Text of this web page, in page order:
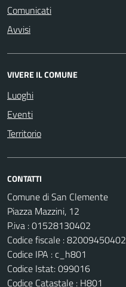
Comunicati
Avvisi
VIVERE IL COMUNE
Luoghi
Eventi
Territorio
CONTATTI
Comune di San Clemente
Piazza Mazzini, 12
P.iva : 01528130402
Codice fiscale : 82009450402
Codice IPA : c_h801
Codice Istat: 099016
Codice Catastale : H801